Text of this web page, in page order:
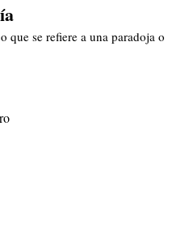
que se refiere a una paradoja o